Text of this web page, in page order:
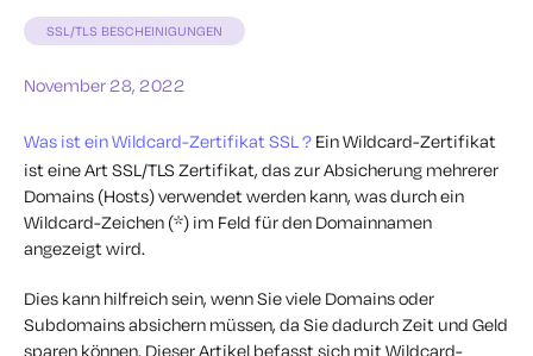
SSL/TLS BESCHEINIGUNGEN
November 28, 2022
Was ist ein Wildcard-Zertifikat SSL ? Ein Wildcard-Zertifikat
ist eine Art SSL/TLS Zertifikat, das zur Absicherung mehrerer
Domains (Hosts) verwendet werden kann, was durch ein
Wildcard-Zeichen (*) im Feld für den Domainnamen
angezeigt wird.
Dies kann hilfreich sein, wenn Sie viele Domains oder
Subdomains absichern müssen, da Sie dadurch Zeit und Geld
sparen können. Dieser Artikel befasst sich mit Wildcard-